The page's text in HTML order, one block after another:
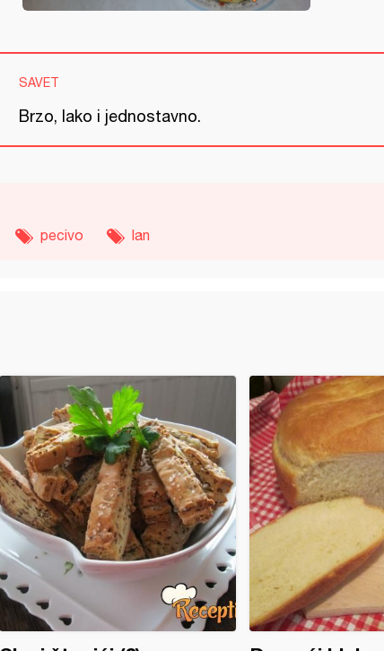
SAVET
Brzo, lako i jednostavno.
pecivo lan